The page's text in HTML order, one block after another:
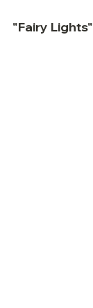
"Fairy Lights"